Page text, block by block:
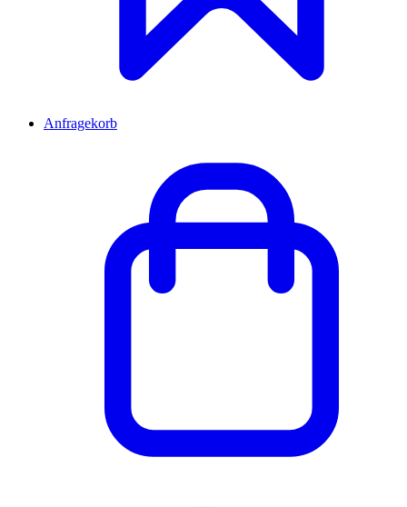
Anfragekorb